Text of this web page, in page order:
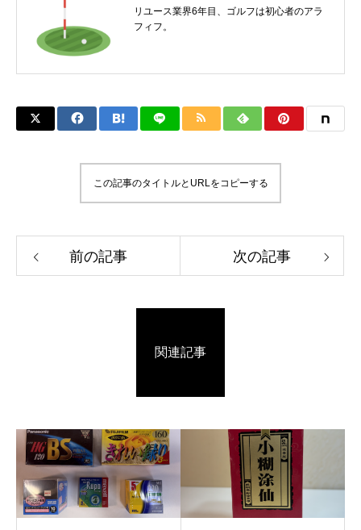
リユース業界6年目、ゴルフは初心者のアラ
フィフ。
この記事のタイトルとURLをコピーする
前の記事 次の記事
関連記事